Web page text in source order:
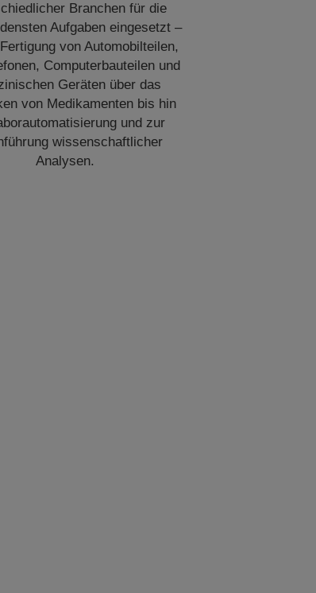
Branchen für die
Aufgaben eingesetzt –
von Automobilteilen,
Computerbauteilen und
Geräten über das
von Medikamenten bis hin
und zur
wissenschaftlicher
Analysen.